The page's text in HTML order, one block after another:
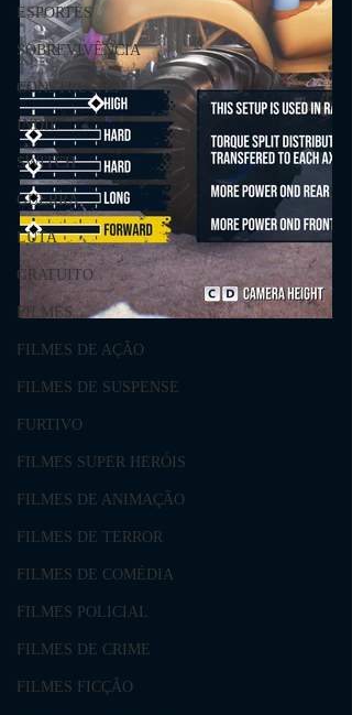
ESPORTES
SOBREVIVÊNCIA
CONSTRUÇÃO
INDIE
SWITCH
GUERRA
LUTA
GRATUITO
FILMES
FILMES DE AÇÃO
FILMES DE SUSPENSE
FURTIVO
FILMES SUPER HERÓIS
FILMES DE ANIMAÇÃO
FILMES DE TERROR
FILMES DE COMÉDIA
FILMES POLICIAL
FILMES DE CRIME
FILMES FICÇÃO